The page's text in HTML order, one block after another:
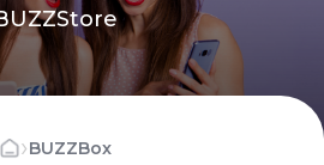
›BUZZBox